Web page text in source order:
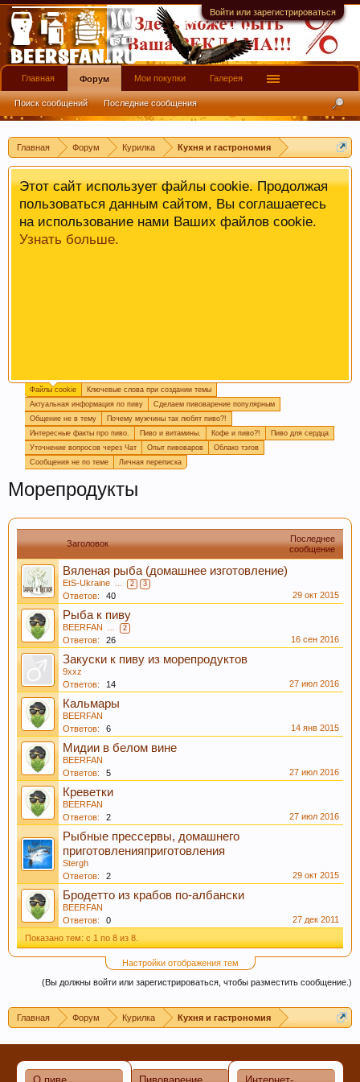
Войти или зарегистрироваться
Главная Форум Курилка Кухня и гастрономия
имеют информационной ценности! СПАСИБО
Этот сайт использует файлы cookie. Продолжая
пользоваться данным сайтом, Вы соглашаетесь
на использование нами Ваших файлов cookie.
Узнать больше.
Огромная просьба, при создании новой темы
прописывайте ключевые слова, которые
отражают смысл темы. Это поможет быстро
находить информацию на форуме. Спасибо!
Пишите вподписьили вкалендарь варок, какое
пиво у вас сейчас готовится, так легче дать
четкий ответ или совет.
Если Вам нравится наш сайт, форум и
интернет-магазин, пожалуйста, поделитесь
ссылкой в соц сетях и в соц закладках. Тем
самым нас станет больше :) Спасибо!
Любое общение, которое не по-теме ПРОШУ
переносить вчат.
Файлы cookie
Ключевые слова при создании темы
Актуальная информация по пиву
Сделаем пивоварение популярным
Общение не в тему
Почему мужчины так любят пиво?!
Интересные факты про пиво.
Пиво и витамины. Кофе и пиво?!
Пиво для сердца
Уточнение вопросов через Чат
Опыт пивоваров
Облако тэгов
Сообщения не по теме
Личная переписка
Морепродукты
Заголовок
Последнее
сообщение
Вяленая рыба (домашнее изготовление)
EtS-Ukraine ... 2 3
Ответов: 40 29 окт 2015
Рыба к пиву
BEERFAN ... 2
Ответов: 26 16 сен 2016
Закуски к пиву из морепродуктов
9xxz
Ответов:
14 27 июл 2016
Кальмары
BEERFAN
Ответов:
6 14 янв 2015
Мидии в белом вине
BEERFAN
Ответов:
5 27 июл 2016
Креветки
BEERFAN
Ответов:
2 27 июл 2016
Рыбные прессервы, домашнего
приготовленияприготовления
Stergh
Ответов:
2 29 окт 2015
Бродетто из крабов по-албански
BEERFAN
Ответов:
0
27 дек 2011
Показано тем: с 1 по 8 из 8.
Настройки отображения тем
(Вы должны войти или зарегистрироваться, чтобы разместить сообщение.)
Главная Форум Курилка Кухня и гастрономия
Главная Форум
Поиск сообщений Последние сообщения
Мои покупки Галерея